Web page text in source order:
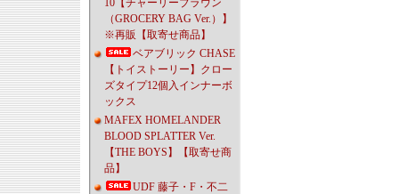
10【チャーリーブラウン
（GROCERY BAG Ver.）】
※再販【取寄せ商品】
ベアブリック CHASE
【トイストーリー】クロー
ズタイプ12個入インナーボ
ックス
MAFEX HOMELANDER
BLOOD SPLATTER Ver.
【THE BOYS】【取寄せ商
品】
UDF 藤子・F・不二